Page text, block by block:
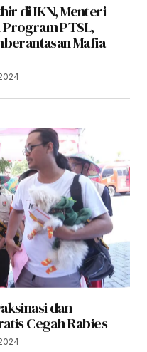
di IKN, Menteri
PTSL,
Mafia
dan
Cegah Rabies